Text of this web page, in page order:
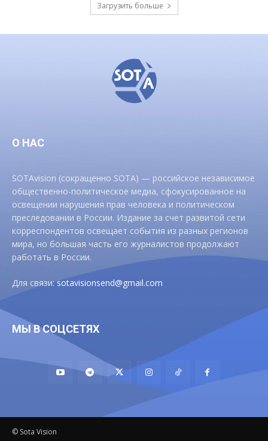
Загрузить больше
О НАС
SOTAvision (сокращенно SOTA) — российское независимое
общественно-политическое медиа, сфокусированное на
освещении нарушения прав человека и политическом
преследовании в России. Издание за счет развитой сети
корреспондентов освещает события из разных регионов
мира, но большая часть его журналистов продолжают
работать в России.
Для связи:sotavisionsend@gmail.com
МЫ В СОЦСЕТЯХ
© Sota Vision